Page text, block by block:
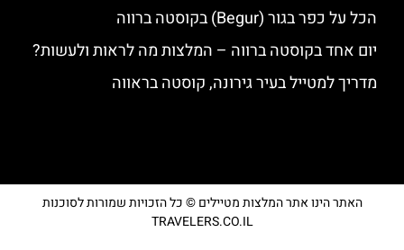
הכל על כפר בגור (Begur) בקוסטה ברווה
יום אחד בקוסטה ברווה – המלצות מה לראות ולעשות?
מדריך למטייל בעיר גירונה, קוסטה בראווה
האתר הינו אתר המלצות מטיילים © כל הזכויות שמורות לסוכנות
TRAVELERS.CO.IL